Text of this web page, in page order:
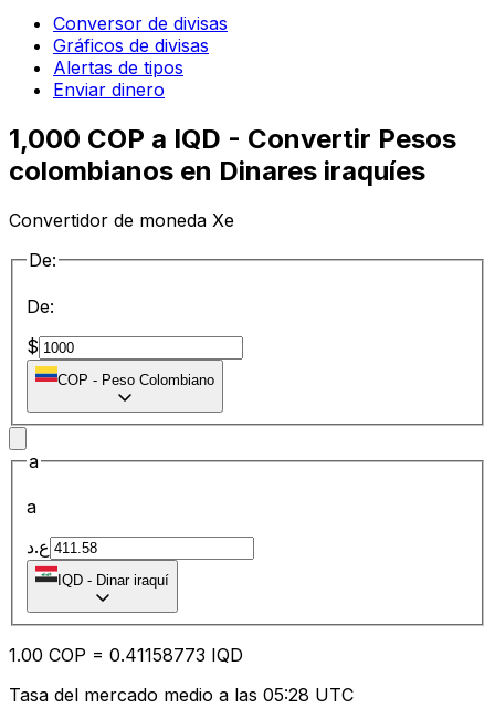
Conversor de divisas
Gráficos de divisas
Alertas de tipos
Enviar dinero
1,000 COP a IQD - Convertir Pesos
colombianos en Dinares iraquíes
Convertidor de moneda Xe
De:
De:
$
COP - Peso Colombiano
a
a
ع.د
IQD - Dinar iraquí
1.00 COP = 0.41158773 IQD
Tasa del mercado medio a las 05:28 UTC